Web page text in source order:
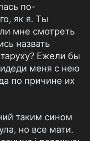
по-
як я. Ты
мне смотреть
назвать
Ежели бы
меня с нею
по причине их
таким сином
но все мати.